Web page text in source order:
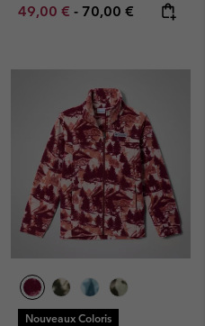
Minimum sale price:
49,00 € - Maximum price:
70,00 €
Nouveaux Coloris